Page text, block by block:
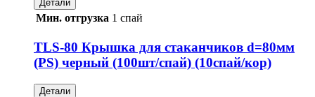
Детали
Мин. отгрузка 1 спай
TLS-80 Крышка для стаканчиков d=80мм
(PS) черный (100шт/спай) (10спай/кор)
Детали